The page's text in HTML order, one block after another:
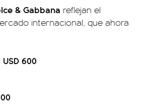
& Gabbana reflejan el
internacional, que ahora
600